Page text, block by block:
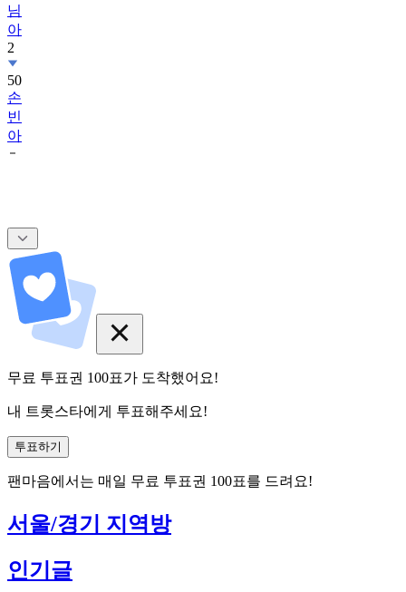
님
아
2
50
손
빈
아
무료 투표권 100표가 도착했어요!
내 트롯스타에게 투표해주세요!
투표하기
팬마음에서는 매일 무료 투표권 100표를 드려요!
서울/경기 지역방
인기글